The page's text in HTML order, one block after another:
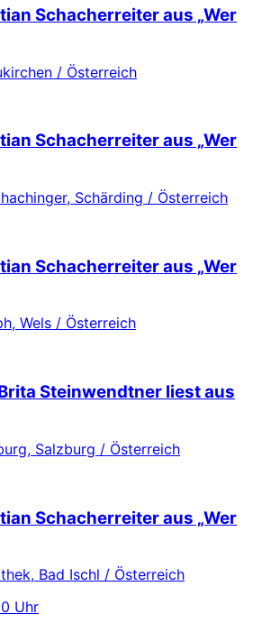
Schacherreiter aus „Wer
/ Österreich
Schacherreiter aus „Wer
Schärding / Österreich
Schacherreiter aus „Wer
Wels / Österreich
Steinwendtner liest aus
Salzburg / Österreich
Schacherreiter aus „Wer
Bad Ischl / Österreich
Uhr